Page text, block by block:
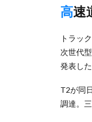
高
トラッ
次世代
発表した
T2が同
調達。